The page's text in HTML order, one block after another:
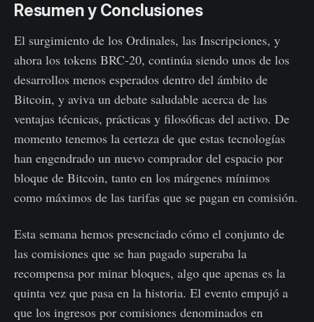
Resumen y Conclusiones
El surgimiento de los Ordinales, las Inscripciones, y
ahora los tokens BRC-20, continúa siendo unos de los
desarrollos menos esperados dentro del ámbito de
Bitcoin, y aviva un debate saludable acerca de las
ventajas técnicas, prácticas y filosóficas del activo. De
momento tenemos la certeza de que estas tecnologías
han engendrado un nuevo comprador del espacio por
bloque de Bitcoin, tanto en los márgenes mínimos
como máximos de las tarifas que se pagan en comisión.
Esta semana hemos presenciado cómo el conjunto de
las comisiones que se han pagado superaba la
recompensa por minar bloques, algo que apenas es la
quinta vez que pasa en la historia. El evento empujó a
que los ingresos por comisiones denominados en